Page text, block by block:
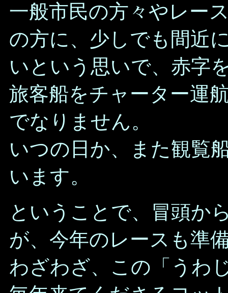
一般市民の方々やレー
の方に、少しでも間近
いという思いで、赤字
旅客船をチャーター運
でなりません。
いつの日か、また観覧
います。
ということで、冒頭か
が、今年のレースも準
わざわざ、この「うわ